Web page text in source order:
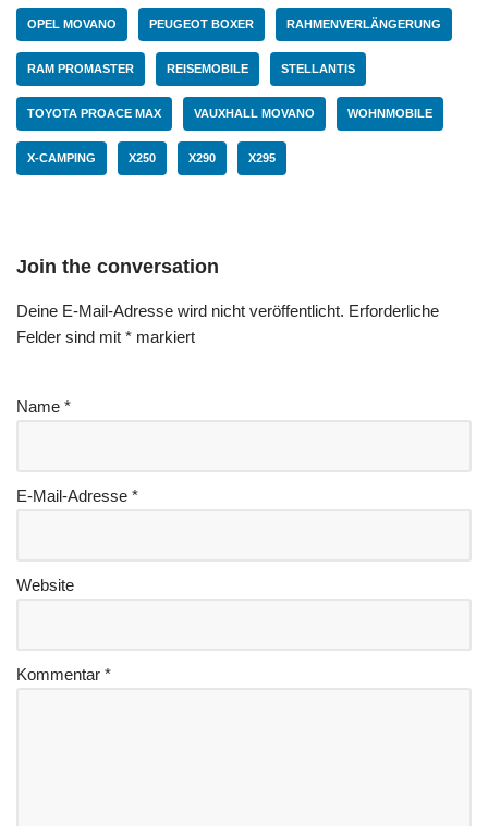
OPEL MOVANO PEUGEOT BOXER RAHMENVERLÄNGERUNG
RAM PROMASTER REISEMOBILE STELLANTIS
TOYOTA PROACE MAX VAUXHALL MOVANO WOHNMOBILE
X-CAMPING X250 X290 X295
Join the conversation
Deine E-Mail-Adresse wird nicht veröffentlicht. Erforderliche
Felder sind mit * markiert
Name *
E-Mail-Adresse *
Website
Kommentar *